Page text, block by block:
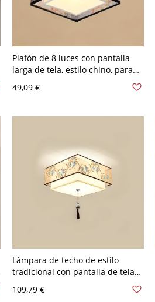
Plafón de 8 luces con pantalla
larga de tela, estilo chino, para
sala de estar - 110 A 120 V Beige
Bambú Cuadro
49,09 €
Lámpara de techo de estilo
tradicional con pantalla de tela
de geometría simple para sala de
estar - 110 A 120 V Beige Flor
109,79 €